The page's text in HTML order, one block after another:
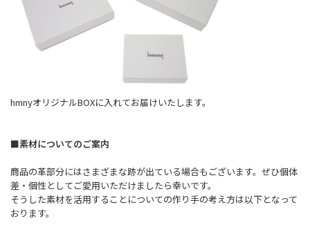
hmnyオリジナルBOXに入れてお届けいたします。
■素材についてのご案内
商品の革部分にはさまざまな跡が出ている場合もございます。ぜひ個体
差・個性としてご愛用いただけましたら幸いです。
そうした素材を活用することについての作り手の考え方は以下となって
おります。